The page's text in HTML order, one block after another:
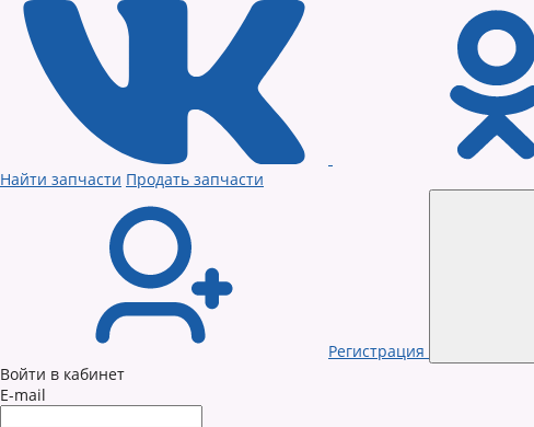
Найти запчасти Продать запчасти
Регистрация
Войти в кабинет
E-mail